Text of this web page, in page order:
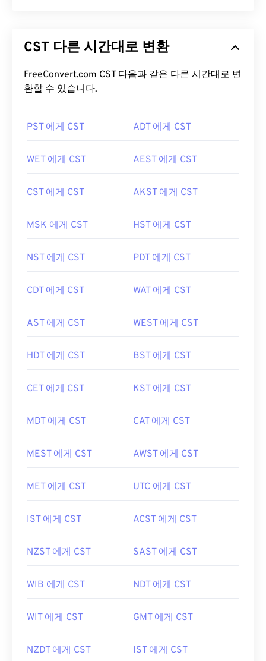
CST 다른 시간대로 변환
FreeConvert.com CST 다음과 같은 다른 시간대로 변
환할 수 있습니다.
PST 에게 CST ADT 에게 CST
WET 에게 CST AEST 에게 CST
CST 에게 CST AKST 에게 CST
MSK 에게 CST HST 에게 CST
NST 에게 CST PDT 에게 CST
CDT 에게 CST WAT 에게 CST
AST 에게 CST WEST 에게 CST
HDT 에게 CST BST 에게 CST
CET 에게 CST KST 에게 CST
MDT 에게 CST CAT 에게 CST
MEST 에게 CST AWST 에게 CST
MET 에게 CST UTC 에게 CST
IST 에게 CST ACST 에게 CST
NZST 에게 CST SAST 에게 CST
WIB 에게 CST NDT 에게 CST
WIT 에게 CST GMT 에게 CST
NZDT 에게 CST IST 에게 CST